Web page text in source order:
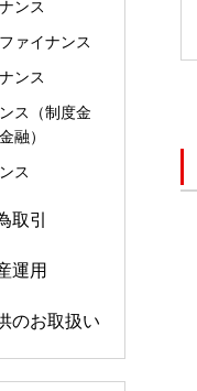
ンス
ァイナンス
ンス
ス（制度金
融）
ス
取引
運用
のお取扱い